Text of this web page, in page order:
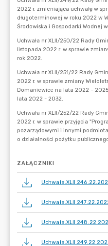
ZAŁĄCZNIKI